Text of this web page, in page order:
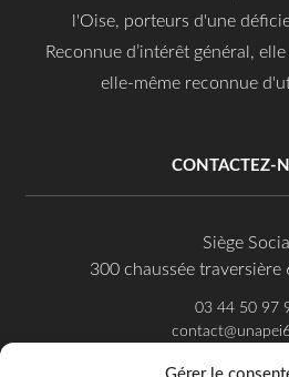
l'Oise, porteurs d'une
Reconnue d’intérêt général,
elle-même reconnue
CONTACTEZ-
Siège Social
300 chaussée traversière
03 44 50 97